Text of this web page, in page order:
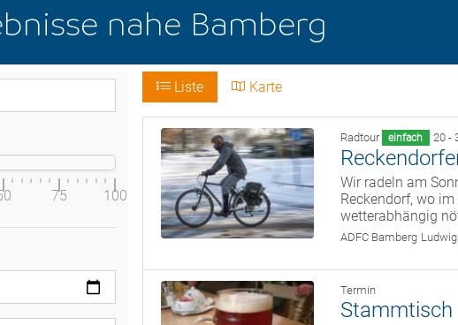
nahe Bamberg
75 100
Liste Karte
Radtour einfach 20 -
Wir radeln am
Reckendorf, wo
wetterabhängig
ADFC Bamberg
Termin
Stammtisch